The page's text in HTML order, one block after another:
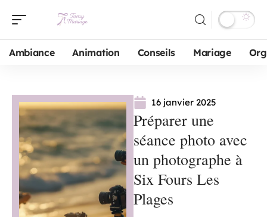
Ambiance Animation Conseils Mariage
16 janvier 2025
Préparer une
séance photo avec
un photographe à
Six Fours Les
Plages